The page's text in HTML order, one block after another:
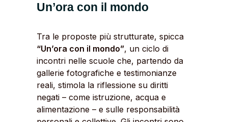
Un’ora con il mondo
Tra le proposte più strutturate, spicca
“Un’ora con il mondo”, un ciclo di
incontri nelle scuole che, partendo da
gallerie fotografiche e testimonianze
reali, stimola la riflessione su diritti
negati – come istruzione, acqua e
alimentazione – e sulle responsabilità